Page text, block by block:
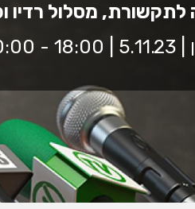
מסלול רדיו
| רדיו